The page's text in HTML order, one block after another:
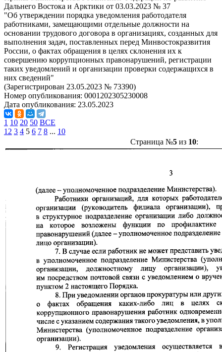
Дальнего Востока и Арктики от 03.03.2023 № 37
"Об утверждении порядка уведомления работодателя
работниками, замещающими отдельные должности на
основании трудового договора в организациях, созданных для
выполнения задач, поставленных перед Минвостокразвития
России, о фактах обращения в целях склонения их к
совершению коррупционных правонарушений, регистрации
таких уведомлений и организации проверки содержащихся в
них сведений"
(Зарегистрирован 23.05.2023 № 73390)
Номер опубликования: 0001202305230008
Дата опубликования: 23.05.2023
1 10 20 50 ВСЕ
1 2 3 4 5 6 7 8 ... 10
Страница №5из 10: